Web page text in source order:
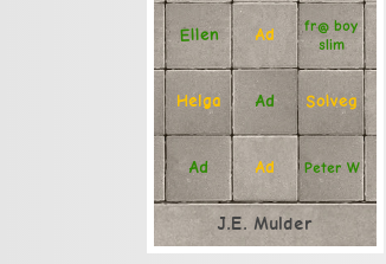
Ellen Ad fr@ boy
slim
Helga Ad Solveg
Ad Ad Peter W
J.E. Mulder